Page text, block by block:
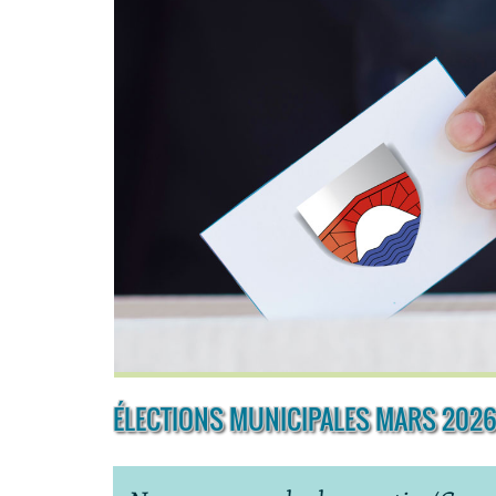
ÉLECTIONS MUNICIPALES MARS 2026